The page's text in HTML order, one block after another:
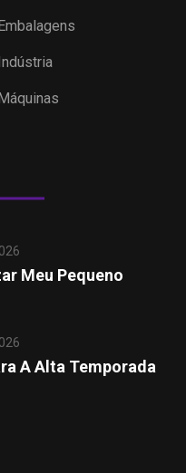
Embalagens
Indústria
Máquinas
Meu Pequeno
A Alta Temporada